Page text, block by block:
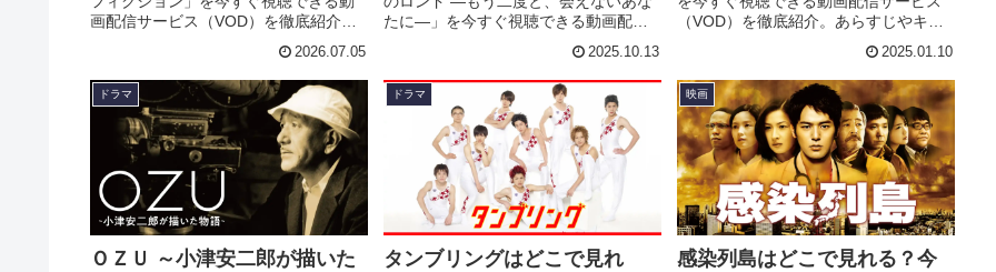
画配信サービス（VOD）を徹底紹介。
フ、主題歌の情報はもちろん、実際に
見た人の感想やレビューもまとめてい
ます。
2026.07.05
たに—」を今すぐ視聴できる動画配信
じやキャスト・声優、スタッフ、主題
歌の情報はもちろん、実際に見た人の
感想やレビューもまとめています。
2025.10.13
（VOD）を徹底紹介。あらすじやキャ
はもちろん、実際に見た人の感想やレ
ビューもまとめています。
2025.01.10
ドラマ
ＯＺＵ ～小津安二郎が描いた
ドラマ
タンブリングはどこで見れ
映画
感染列島はどこで見れる？今